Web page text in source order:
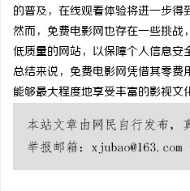
的普及，在线观看体验将进一步
然而，免费电影网也存在一些挑战
低质量的网站，以保障个人信息安
总结来说，免费电影网凭借其零费
能够最大程度地享受丰富的影视文
年新能源轻卡续航能力对比推荐